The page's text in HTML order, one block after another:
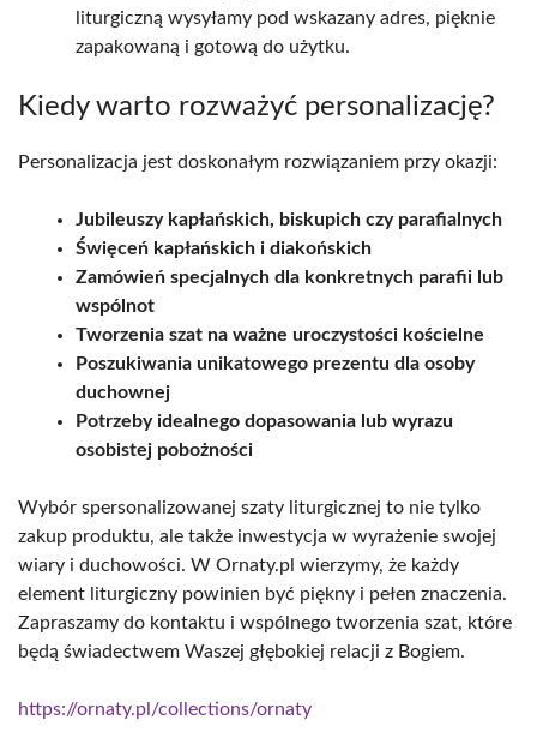
liturgiczną wysyłamy pod wskazany adres, pięknie
zapakowaną i gotową do użytku.
Kiedy warto rozważyć personalizację?
Personalizacja jest doskonałym rozwiązaniem przy okazji:
Jubileuszy kapłańskich, biskupich czy parafialnych
Święceń kapłańskich i diakońskich
Zamówień specjalnych dla konkretnych parafii lub
wspólnot
Tworzenia szat na ważne uroczystości kościelne
Poszukiwania unikatowego prezentu dla osoby
duchownej
Potrzeby idealnego dopasowania lub wyrazu
osobistej pobożności
Wybór spersonalizowanej szaty liturgicznej to nie tylko
zakup produktu, ale także inwestycja w wyrażenie swojej
wiary i duchowości. W Ornaty.pl wierzymy, że każdy
element liturgiczny powinien być piękny i pełen znaczenia.
Zapraszamy do kontaktu i wspólnego tworzenia szat, które
będą świadectwem Waszej głębokiej relacji z Bogiem.
https://ornaty.pl/collections/ornaty